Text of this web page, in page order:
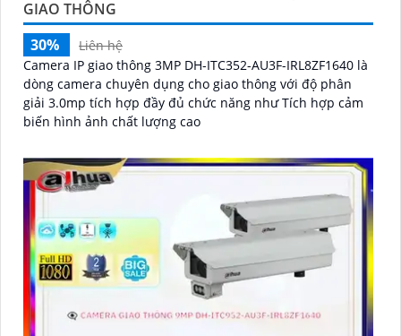
GIAO THÔNG
30%
Liên hệ
Camera IP giao thông 3MP DH-ITC352-AU3F-IRL8ZF1640 là
dòng camera chuyên dụng cho giao thông với độ phân
giải 3.0mp tích hợp đầy đủ chức năng như Tích hợp cảm
biến hình ảnh chất lượng cao